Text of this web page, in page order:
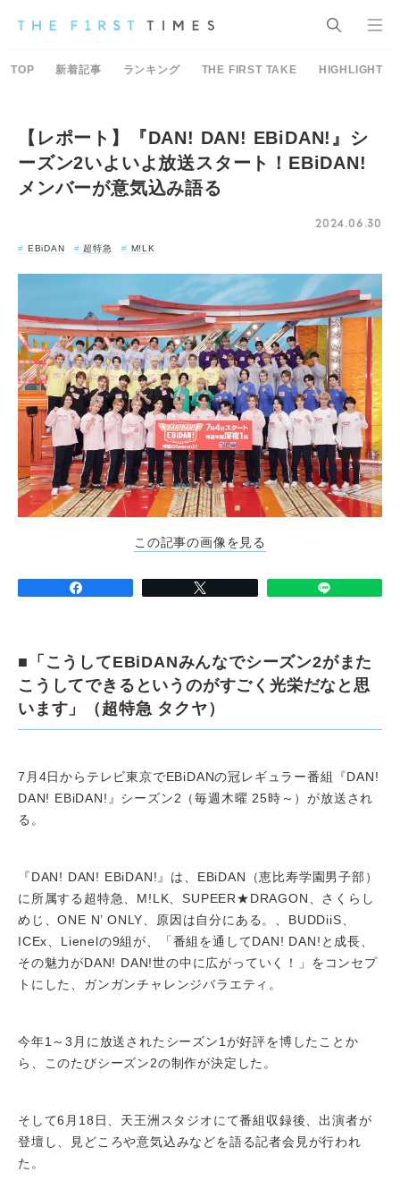
TOP 新着記事 ランキング THE FIRST TAKE HIGHLIGHT
【レポート】『DAN! DAN! EBiDAN!』シ
ーズン2いよいよ放送スタート！EBiDAN!
メンバーが意気込み語る
2024.06.30
EBiDAN 超特急 M!LK
この記事の画像を見る
■「こうしてEBiDANみんなでシーズン2がまた
こうしてできるというのがすごく光栄だなと思
います」（超特急 タクヤ）
7月4日からテレビ東京でEBiDANの冠レギュラー番組『DAN!
DAN! EBiDAN!』シーズン2（毎週木曜 25時～）が放送され
る。
『DAN! DAN! EBiDAN!』は、EBiDAN（恵比寿学園男子部）
に所属する超特急、M!LK、SUPEER★DRAGON、さくらし
めじ、ONE N’ ONLY、原因は自分にある。、BUDDiiS、
ICEx、Lienelの9組が、「番組を通してDAN! DAN!と成長、
その魅力がDAN! DAN!世の中に広がっていく！」をコンセプ
トにした、ガンガンチャレンジバラエティ。
今年1～3月に放送されたシーズン1が好評を博したことか
ら、このたびシーズン2の制作が決定した。
そして6月18日、天王洲スタジオにて番組収録後、出演者が
登壇し、見どころや意気込みなどを語る記者会見が行われ
た。